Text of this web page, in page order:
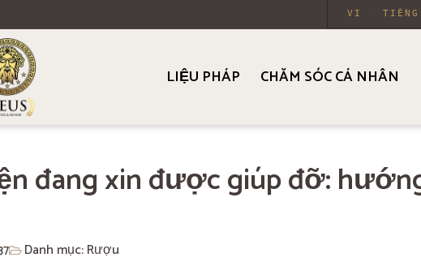
VI
LIỆU PHÁP CHĂM SÓC CÁ NHÂN
đang xin được giúp đỡ:
Danh mục:Rượu